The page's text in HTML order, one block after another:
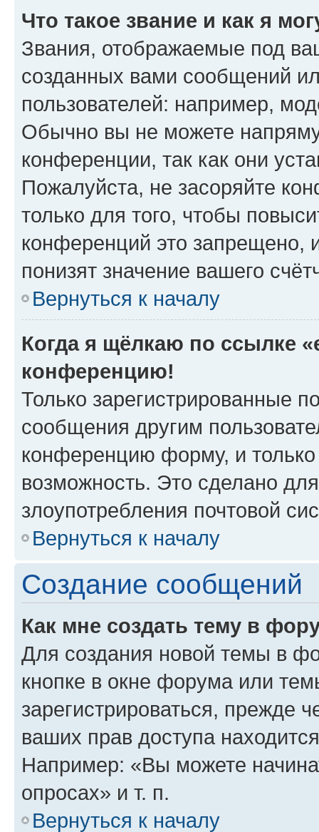
Что такое звание и как я
Звания, отображаемые под
созданных вами сообщений
пользователей: например,
Обычно вы не можете
конференции, так как они
Пожалуйста, не засоряйте
только для того, чтобы
конференций это запрещено,
понизят значение вашего
Вернуться к началу
Когда я щёлкаю по ссылке
конференцию!
Только зарегистрированные
сообщения другим
конференцию форму, и
возможность. Это сделано
злоупотребления почтовой
Вернуться к началу
Создание сообщений
Как мне создать тему в
Для создания новой темы в
кнопке в окне форума или
зарегистрироваться, прежде
ваших прав доступа
Например: «Вы можете
опросах» и т. п.
Вернуться к началу